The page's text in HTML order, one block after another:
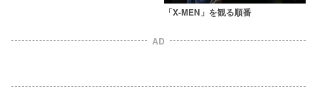
「X-MEN」を観る順番
AD